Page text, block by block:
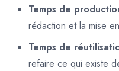
Temps de
rédaction et la mise
Temps de
refaire ce qui existe